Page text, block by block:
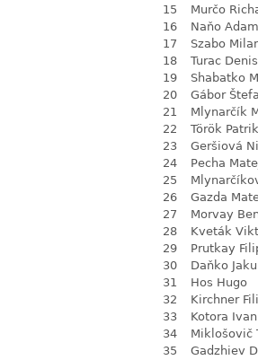
15
Murčo
16
Naňo Adam
17
Szabo
18
Turac Denis
19
Shabatko
20
Gábor
21
Mlynarčík
22
Török Patrik
23
Geršiová
24
Pecha
25
26
Gazda
27
Morvay
28
Kveták
29
Prutkay
30
Daňko
31
Hos Hugo
32
Kirchner
33
Kotora Ivan
34
Miklošovič
35
Gadzhiev